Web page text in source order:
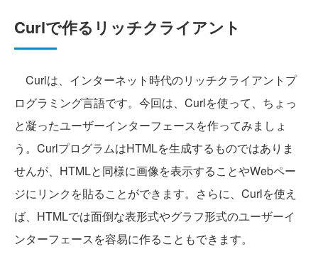
Curlで作るリッチクライアント
Curlは、インターネット時代のリッチクライアントプ
ログラミング言語です。今回は、Curlを使って、ちょっ
と凝ったユーザーインターフェースを作ってみましょ
う。CurlプログラムはHTMLを生成するものではありま
せんが、HTMLと同様に画像を表示することやWebペー
ジにリンクを貼ることができます。さらに、Curlを使え
ば、HTMLでは面倒な表形式やグラフ形式のユーザーイ
ンターフェースを容易に作ることもできます。